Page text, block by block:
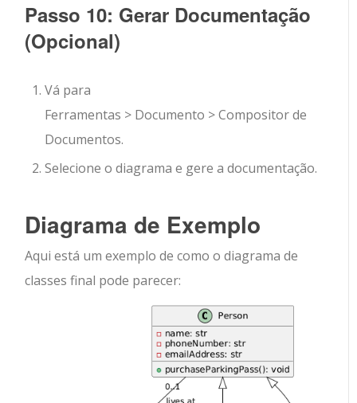
Passo 10: Gerar Documentação
(Opcional)
Vá para
Ferramentas > Documento >Compositor de
Documentos.
Selecione o diagrama e gere a documentação.
Diagrama de Exemplo
Aqui está um exemplo de como o diagrama de
classes final pode parecer: